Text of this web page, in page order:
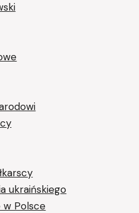
ukraińskiego
w Polsce